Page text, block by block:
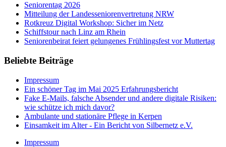
Seniorentag 2026
Mitteilung der Landesseniorenvertretung NRW
Rotkreuz Digital Workshop: Sicher im Netz
Schiffstour nach Linz am Rhein
Seniorenbeirat feiert gelungenes Frühlingsfest vor Muttertag
Beliebte Beiträge
Impressum
Ein schöner Tag im Mai 2025 Erfahrungsbericht
Fake E-Mails, falsche Absender und andere digitale Risiken:
wie schütze ich mich davor?
Ambulante und stationäre Pflege in Kerpen
Einsamkeit im Alter - Ein Bericht von Silbernetz e.V.
Impressum